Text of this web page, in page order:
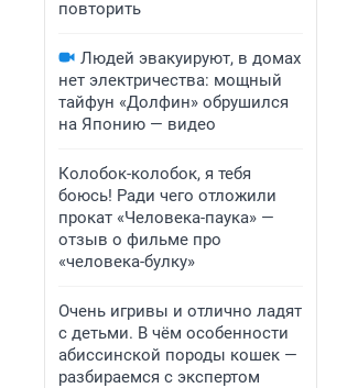
повторить
Людей эвакуируют, в домах
нет электричества: мощный
тайфун «Долфин» обрушился
на Японию — видео
Колобок-колобок, я тебя
боюсь! Ради чего отложили
прокат «Человека-паука» —
отзыв о фильме про
«человека-булку»
Очень игривы и отлично ладят
с детьми. В чём особенности
абиссинской породы кошек —
разбираемся с экспертом